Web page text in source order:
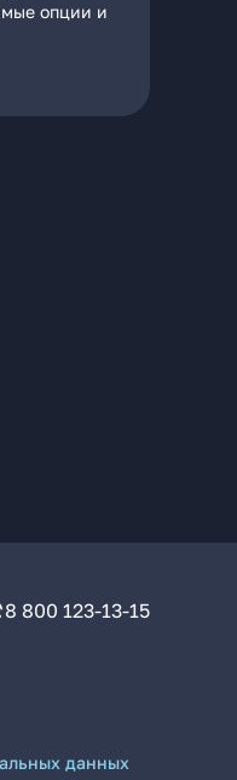
опции и
8 800 123-13-15
данных